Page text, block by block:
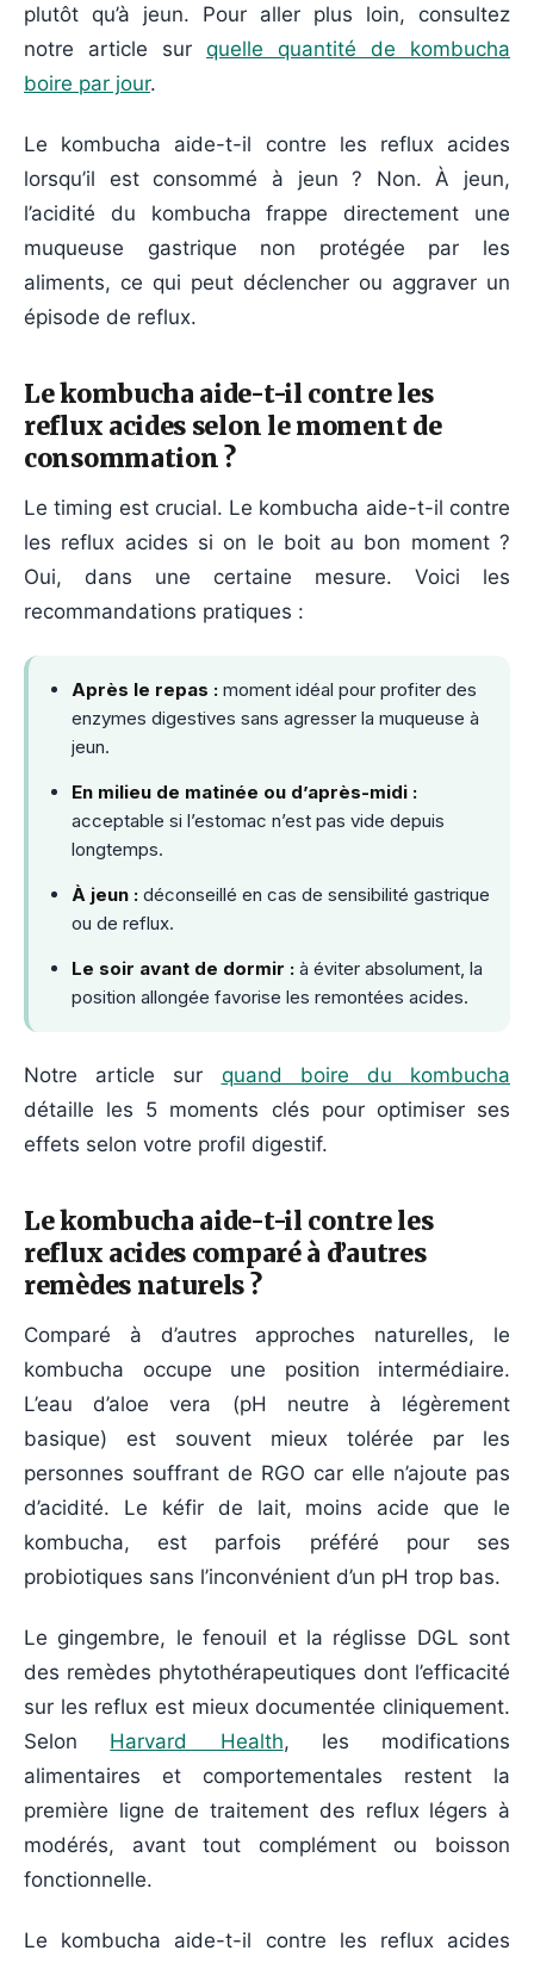
plutôt qu’à jeun. Pour aller plus loin, consultez
notre article sur quelle quantité de kombucha
boire par jour.
Le kombucha aide-t-il contre les reflux acides
lorsqu’il est consommé à jeun ? Non. À jeun,
l’acidité du kombucha frappe directement une
muqueuse gastrique non protégée par les
aliments, ce qui peut déclencher ou aggraver un
épisode de reflux.
Le kombucha aide-t-il contre les
reflux acides selon le moment de
consommation ?
Le timing est crucial. Le kombucha aide-t-il contre
les reflux acides si on le boit au bon moment ?
Oui, dans une certaine mesure. Voici les
recommandations pratiques :
Après le repas : moment idéal pour profiter des
enzymes digestives sans agresser la muqueuse à
jeun.
En milieu de matinée ou d’après-midi :
acceptable si l’estomac n’est pas vide depuis
longtemps.
À jeun : déconseillé en cas de sensibilité gastrique
ou de reflux.
Le soir avant de dormir : à éviter absolument, la
position allongée favorise les remontées acides.
Notre article sur quand boire du kombucha
détaille les 5 moments clés pour optimiser ses
effets selon votre profil digestif.
Le kombucha aide-t-il contre les
reflux acides comparé à d’autres
remèdes naturels ?
Comparé à d’autres approches naturelles, le
kombucha occupe une position intermédiaire.
L’eau d’aloe vera (pH neutre à légèrement
basique) est souvent mieux tolérée par les
personnes souffrant de RGO car elle n’ajoute pas
d’acidité. Le kéfir de lait, moins acide que le
kombucha, est parfois préféré pour ses
probiotiques sans l’inconvénient d’un pH trop bas.
Le gingembre, le fenouil et la réglisse DGL sont
des remèdes phytothérapeutiques dont l’efficacité
sur les reflux est mieux documentée cliniquement.
Selon Harvard Health, les modifications
alimentaires et comportementales restent la
première ligne de traitement des reflux légers à
modérés, avant tout complément ou boisson
fonctionnelle.
Le kombucha aide-t-il contre les reflux acides